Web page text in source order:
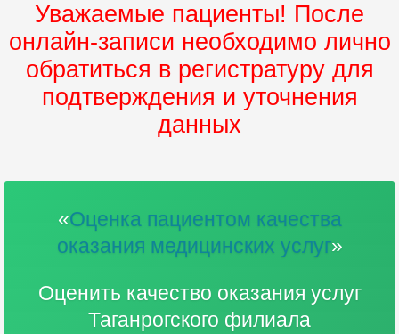
Уважаемые пациенты! После
онлайн-записи необходимо лично
обратиться в регистратуру для
подтверждения и уточнения
данных
«Оценка пациентом качества
оказания медицинских услуг»
Оценить качество оказания услуг
Таганрогского филиала